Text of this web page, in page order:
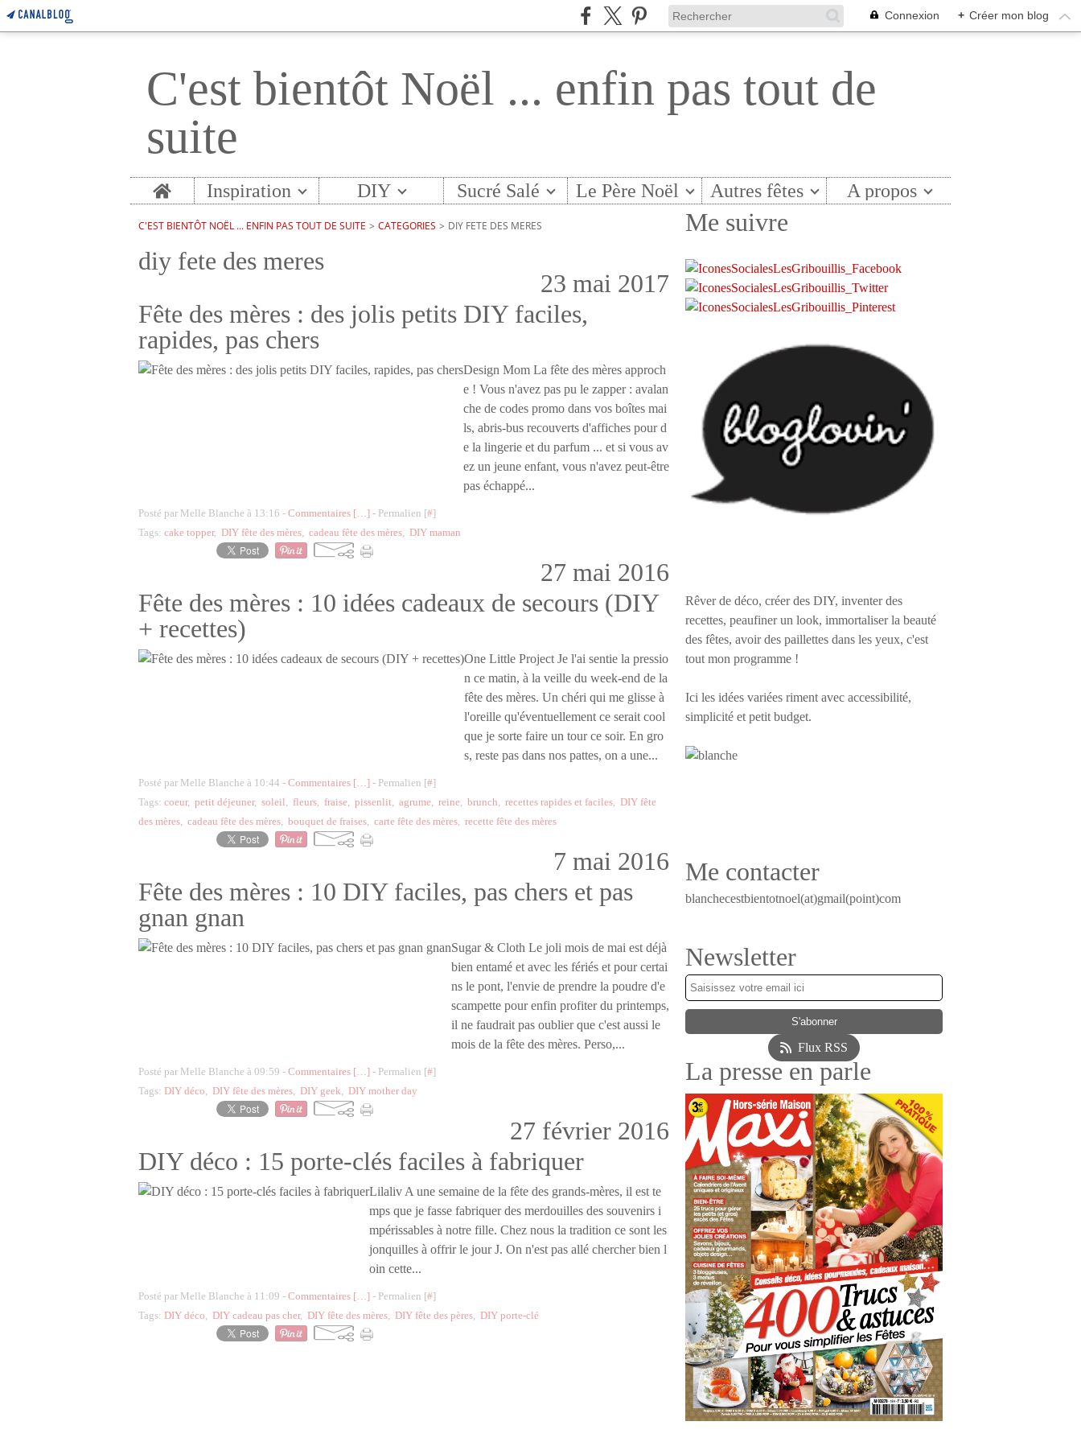
Connexion + Créer mon blog
C'est bientôt Noël ... enfin pas tout de
suite
Home Inspiration DIY Sucré Salé Le Père Noël Autres fêtes A propos
C'EST BIENTÔT NOËL ... ENFIN PAS TOUT DE SUITE > CATEGORIES > DIY FETE DES MERES
diy fete des meres
23 mai 2017
Fête des mères : des jolis petits DIY faciles,
rapides, pas chers
Design Mom La fête des mères approch
e ! Vous n'avez pas pu le zapper : avalan
che de codes promo dans vos boîtes mai
ls, abris-bus recouverts d'affiches pour d
e la lingerie et du parfum ... et si vous av
ez un jeune enfant, vous n'avez peut-être
pas échappé...
Posté par Melle Blanche à 13:16 - Commentaires […] - Permalien [#]
Tags: cake topper, DIY fête des mères, cadeau fête des mères, DIY maman
27 mai 2016
Fête des mères : 10 idées cadeaux de secours (DIY
+ recettes)
One Little Project Je l'ai sentie la pressio
n ce matin, à la veille du week-end de la
fête des mères. Un chéri qui me glisse à
l'oreille qu'éventuellement ce serait cool
que je sorte faire un tour ce soir. En gro
s, reste pas dans nos pattes, on a une...
Posté par Melle Blanche à 10:44 - Commentaires […] - Permalien [#]
Tags: coeur, petit déjeuner, soleil, fleurs, fraise, pissenlit, agrume, reine, brunch, recettes rapides et faciles, DIY fête
des mères, cadeau fête des mères, bouquet de fraises, carte fête des mères, recette fête des mères
7 mai 2016
Fête des mères : 10 DIY faciles, pas chers et pas
gnan gnan
Sugar & Cloth Le joli mois de mai est déjà
bien entamé et avec les fériés et pour certai
ns le pont, l'envie de prendre la poudre d'e
scampette pour enfin profiter du printemps,
il ne faudrait pas oublier que c'est aussi le
mois de la fête des mères. Perso,...
Posté par Melle Blanche à 09:59 - Commentaires […] - Permalien [#]
Tags: DIY déco, DIY fête des mères, DIY geek, DIY mother day
27 février 2016
DIY déco : 15 porte-clés faciles à fabriquer
Lilaliv A une semaine de la fête des grands-mères, il est te
mps que je fasse fabriquer des merdouilles des souvenirs i
mpérissables à notre fille. Chez nous la tradition ce sont les
jonquilles à offrir le jour J. On n'est pas allé chercher bien l
oin cette...
Posté par Melle Blanche à 11:09 - Commentaires […] - Permalien [#]
Tags: DIY déco, DIY cadeau pas cher, DIY fête des mères, DIY fête des pères, DIY porte-clé
Me suivre
Rêver de déco, créer des DIY, inventer des
recettes, peaufiner un look, immortaliser la beauté
des fêtes, avoir des paillettes dans les yeux, c'est
tout mon programme !
Ici les idées variées riment avec accessibilité,
simplicité et petit budget.
Me contacter
blanchecestbientotnoel(at)gmail(point)com
Newsletter
Flux RSS
La presse en parle